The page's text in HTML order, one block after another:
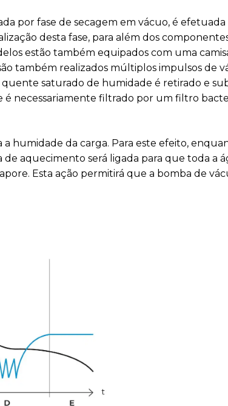
por fase de secagem em vácuo, é efetuada
desta fase, para além dos
estão também equipados com uma
também realizados múltiplos impulsos de
quente saturado de humidade é retirado e
é necessariamente filtrado por um filtro
humidade da carga. Para este efeito,
de aquecimento será ligada para que toda a
Esta ação permitirá que a bomba de